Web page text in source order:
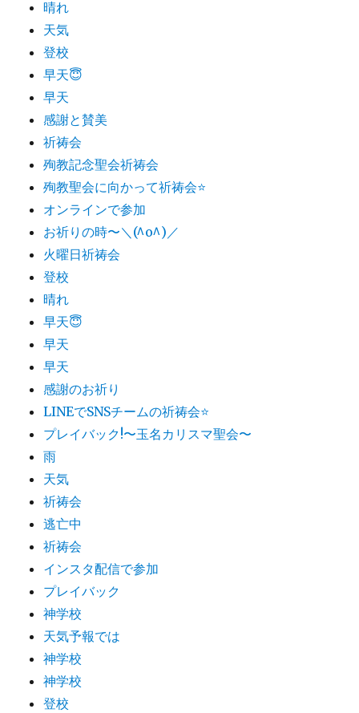
晴れ
天気
登校
早天😇
早天
感謝と賛美
祈祷会
殉教記念聖会祈祷会
殉教聖会に向かって祈祷会⭐️
オンラインで参加
お祈りの時〜＼(^o^)／
火曜日祈祷会
登校
晴れ
早天😇
早天
早天
感謝のお祈り
LINEでSNSチームの祈祷会​⭐️
プレイバック!〜玉名カリスマ聖会〜
雨
天気
祈祷会
逃亡中
祈祷会
インスタ配信で参加
プレイバック
神学校
天気予報では
神学校
神学校
登校